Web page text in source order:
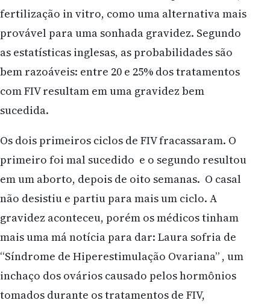
fertilização in vitro, como uma alternativa mais
provável para uma sonhada gravidez. Segundo
as estatísticas inglesas, as probabilidades são
bem razoáveis: entre 20 e 25% dos tratamentos
com FIV resultam em uma gravidez bem
sucedida.
Os dois primeiros ciclos de FIV fracassaram. O
primeiro foi mal sucedido e o segundo resultou
em um aborto, depois de oito semanas. O casal
não desistiu e partiu para mais um ciclo. A
gravidez aconteceu, porém os médicos tinham
mais uma má notícia para dar: Laura sofria de
“Síndrome de Hiperestimulação Ovariana” , um
inchaço dos ovários causado pelos hormônios
tomados durante os tratamentos de FIV,